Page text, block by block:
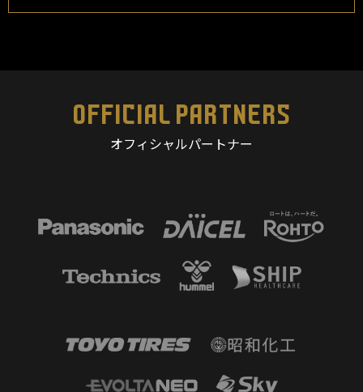
OFFICIAL PARTNERS
オフィシャルパートナー